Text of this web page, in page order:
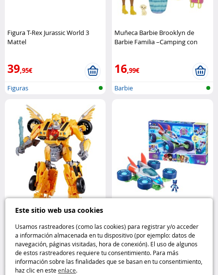
Este sitio web usa cookies
Usamos rastreadores (como las cookies) para registrar y/o acceder
a información almacenada en tu dispositivo (por ejemplo: datos de
navegación, páginas visitadas, hora de conexión). El uso de algunos
de estos rastreadores requiere tu consentimiento. Para más
información sobre las finalidades que se basan en tu consentimiento,
haz clic en esteenlace.
Figura T-Rex Jurassic World 3
Mattel
39,95€
Figuras
Muñeca Barbie Brooklyn de
Barbie Familia –Camping con
16,99€
Barbie
Transformers 25 cm 3 modos
Hasbro
27,95€
Figuras
Masks Hasbro
26,99€